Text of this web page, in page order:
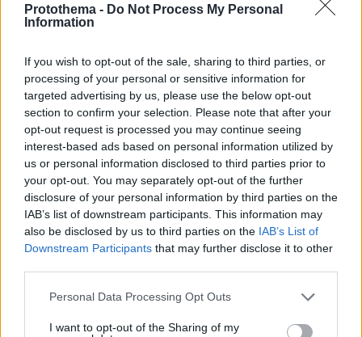
Protothema - Do Not Process My Personal
Information
If you wish to opt-out of the sale, sharing to third parties, or
processing of your personal or sensitive information for
targeted advertising by us, please use the below opt-out
section to confirm your selection. Please note that after your
opt-out request is processed you may continue seeing
interest-based ads based on personal information utilized by
us or personal information disclosed to third parties prior to
your opt-out. You may separately opt-out of the further
disclosure of your personal information by third parties on the
IAB’s list of downstream participants. This information may
also be disclosed by us to third parties on the IAB’s List of
Downstream Participants that may further disclose it to other
Please note that this website/app uses one or more Google
not limited to your visit or usage behaviour. You may click to
Personal Data Processing Opt Outs
I want to opt-out of the Sharing of my
«Την κρίσιμη ώρα δεν ήταν κανείς εκεί» κατέθεσε ο
πραγματογνώμονας Λιότσιος για το Μάτι
23.03.2023, 17:58